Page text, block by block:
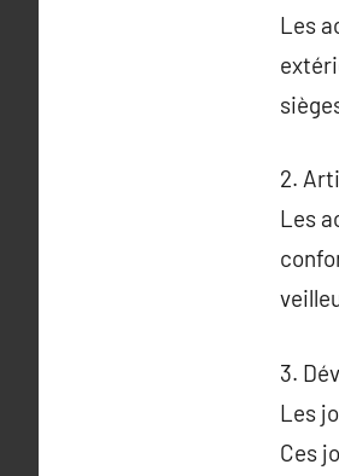
Les
2.
Les
3.
Les
Ces